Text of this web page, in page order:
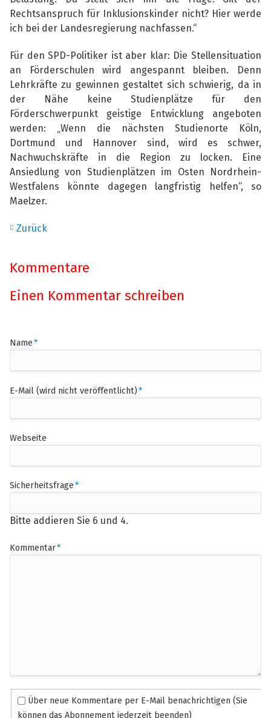
Rechtsanspruch für Inklusionskinder nicht? Hier werde
ich bei der Landesregierung nachfassen.“
Für den SPD-Politiker ist aber klar: Die Stellensituation
an Förderschulen wird angespannt bleiben. Denn
Lehrkräfte zu gewinnen gestaltet sich schwierig, da in
der Nähe keine Studienplätze für den
Förderschwerpunkt geistige Entwicklung angeboten
werden: „Wenn die nächsten Studienorte Köln,
Dortmund und Hannover sind, wird es schwer,
Nachwuchskräfte in die Region zu locken. Eine
Ansiedlung von Studienplätzen im Osten Nordrhein-
Westfalens könnte dagegen langfristig helfen“, so
Maelzer.
Zurück
Kommentare
Einen Kommentar schreiben
Pflichtfeld
Name*
Pflichtfeld
E-Mail (wird nicht veröffentlicht)*
Webseite
Pflichtfeld
Sicherheitsfrage*
Bitte addieren Sie 6 und 4.
Pflichtfeld
Kommentar*
Über neue Kommentare per E-Mail benachrichtigen (Sie
können das Abonnement jederzeit beenden)